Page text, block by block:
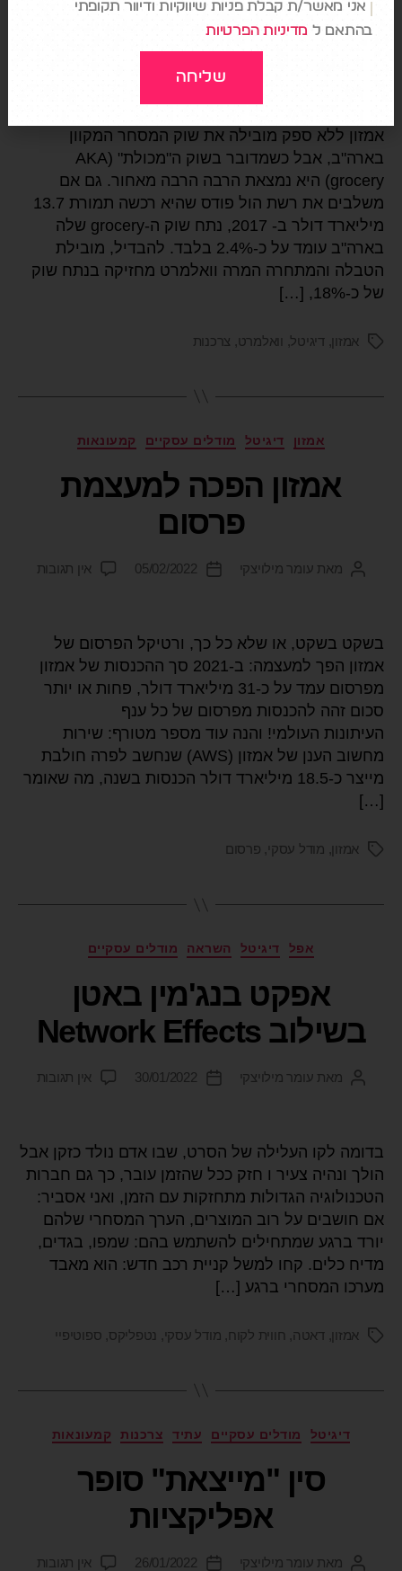
מכולת 2.0
אמזון ללא ספק מובילה את שוק המסחר המקוון
בארה"ב, אבל כשמדובר בשוק ה"מכולת" (AKA
grocery) היא נמצאת הרבה הרבה מאחור. גם אם
משלבים את רשת הול פודס שהיא רכשה תמורת 13.7
מיליארד דולר ב- 2017, נתח שוק ה-grocery שלה
בארה"ב עומד על כ-2.4% בלבד. להבדיל, מובילת
הטבלה והמתחרה המרה וואלמרט מחזיקה בנתח שוק
של כ-18%, […]
אמזון ,דיגיטל, וואלמרט, צרכנות
אמזון דיגיטל מודלים עסקיים קמעונאות
אמזון הפכה למעצמת
פרסום
מאת עומר מילויצקי 05/02/2022 אין תגובות
בשקט בשקט, או שלא כל כך, ורטיקל הפרסום של
אמזון הפך למעצמה: ב-2021 סך ההכנסות של אמזון
מפרסום עמד על כ-31 מיליארד דולר, פחות או יותר
סכום זהה להכנסות מפרסום של כל ענף
העיתונות העולמי! והנה עוד מספר מטורף: שירות
מחשוב הענן של אמזון (AWS) שנחשב לפרה חולבת
מייצר כ-18.5 מיליארד דולר הכנסות בשנה, מה שאומר
[…]
אמזון , מודל עסקי , פרסום
אפל דיגיטל השראה מודלים עסקיים
אפקט בנג'מין באטן
בשילוב Network Effects
מאת עומר מילויצקי 30/01/2022 אין תגובות
בדומה לקו העלילה של הסרט, שבו אדם נולד כזקן אבל
הולך ונהיה צעיר ו חזק ככל שהזמן עובר, כך גם חברות
הטכנולוגיה הגדולות מתחזקות עם הזמן, ואני אסביר:
אם חושבים על רוב המוצרים, הערך המסחרי שלהם
יורד ברגע שמתחילים להשתמש בהם: שמפו, בגדים,
מדיח כלים. קחו למשל קניית רכב חדש: הוא מאבד
מערכו המסחרי ברגע […]
אמזון ,דאטה, חווית לקוח, מודל עסקי , נטפליקס, ספוטיפיי
דיגיטל מודלים עסקיים עתיד צרכנות קמעונאות
סין "מייצאת" סופר
אפליקציות
מאת עומר מילויצקי 26/01/2022 אין תגובות
אני מאשר/ת קבלת פניות שיווקיות ודיוור תקופתי
בהתאם ל מדיניות הפרטיות
שליחה